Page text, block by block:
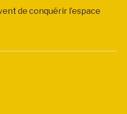
de conquérir l’espace